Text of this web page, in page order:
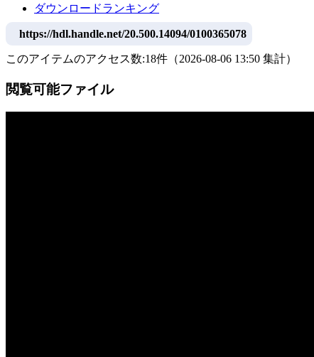
ダウンロードランキング
https://hdl.handle.net/20.500.14094/0100365078
このアイテムのアクセス数:18件 （2026-08-06 13:50 集計）
閲覧可能ファイル